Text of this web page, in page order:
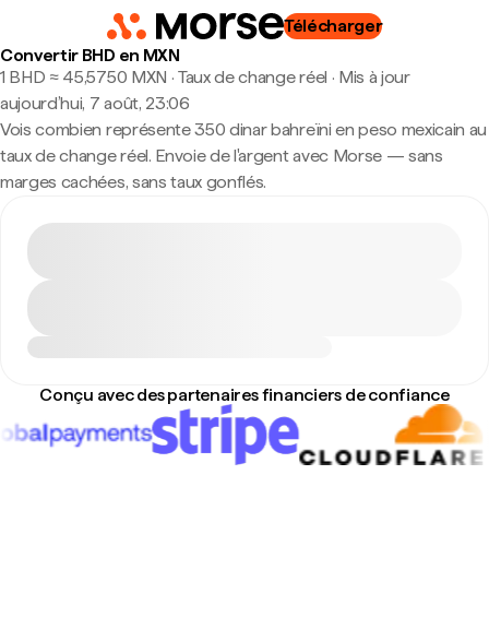
Télécharger
Convertir BHD en MXN
1 BHD ≈ 45,5750 MXN · Taux de change réel · Mis à jour
aujourd’hui, 7 août, 23:06
Vois combien représente 350 dinar bahreïni en peso mexicain au
taux de change réel. Envoie de l'argent avec Morse — sans
marges cachées, sans taux gonflés.
Conçu avec des partenaires financiers de confiance